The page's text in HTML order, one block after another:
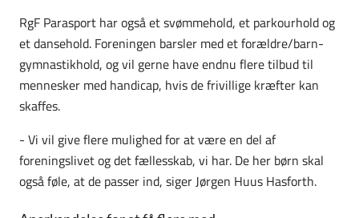
RgF Parasport har også et svømmehold, et parkourhold og
et dansehold. Foreningen barsler med et forældre/barn-
gymnastikhold, og vil gerne have endnu flere tilbud til
mennesker med handicap, hvis de frivillige kræfter kan
skaffes.
- Vi vil give flere mulighed for at være en del af
foreningslivet og det fællesskab, vi har. De her børn skal
også føle, at de passer ind, siger Jørgen Huus Hasforth.